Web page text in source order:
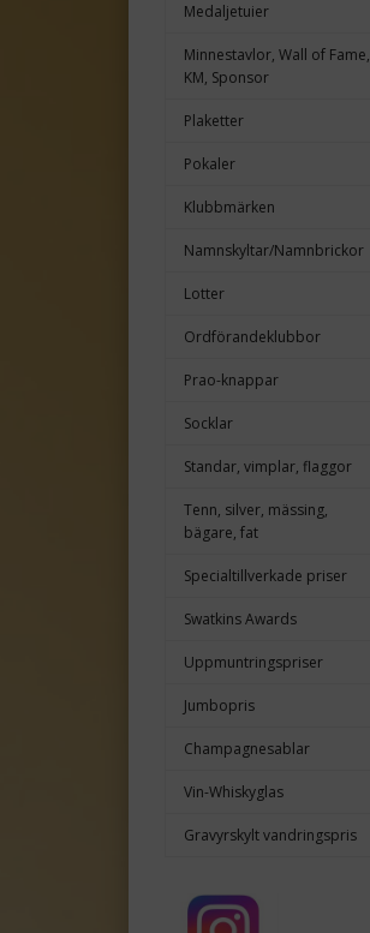
Medaljetuier
Minnestavlor, Wall of Fame,
KM, Sponsor
Plaketter
Pokaler
Klubbmärken
Namnskyltar/Namnbrickor
Lotter
Ordförandeklubbor
Prao-knappar
Socklar
Standar, vimplar, flaggor
Tenn, silver, mässing,
bägare, fat
Specialtillverkade priser
Swatkins Awards
Uppmuntringspriser
Jumbopris
Champagnesablar
Vin-Whiskyglas
Gravyrskylt vandringspris